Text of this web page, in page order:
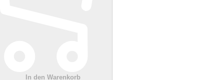
In den Warenkorb